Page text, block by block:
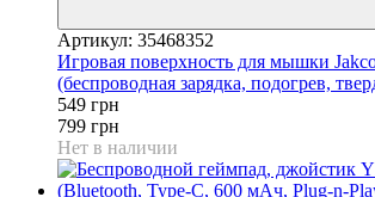
Артикул: 35468352
Игровая поверхность для мышки
(беспроводная зарядка, подогрев,
549 грн
799 грн
Нет в наличии